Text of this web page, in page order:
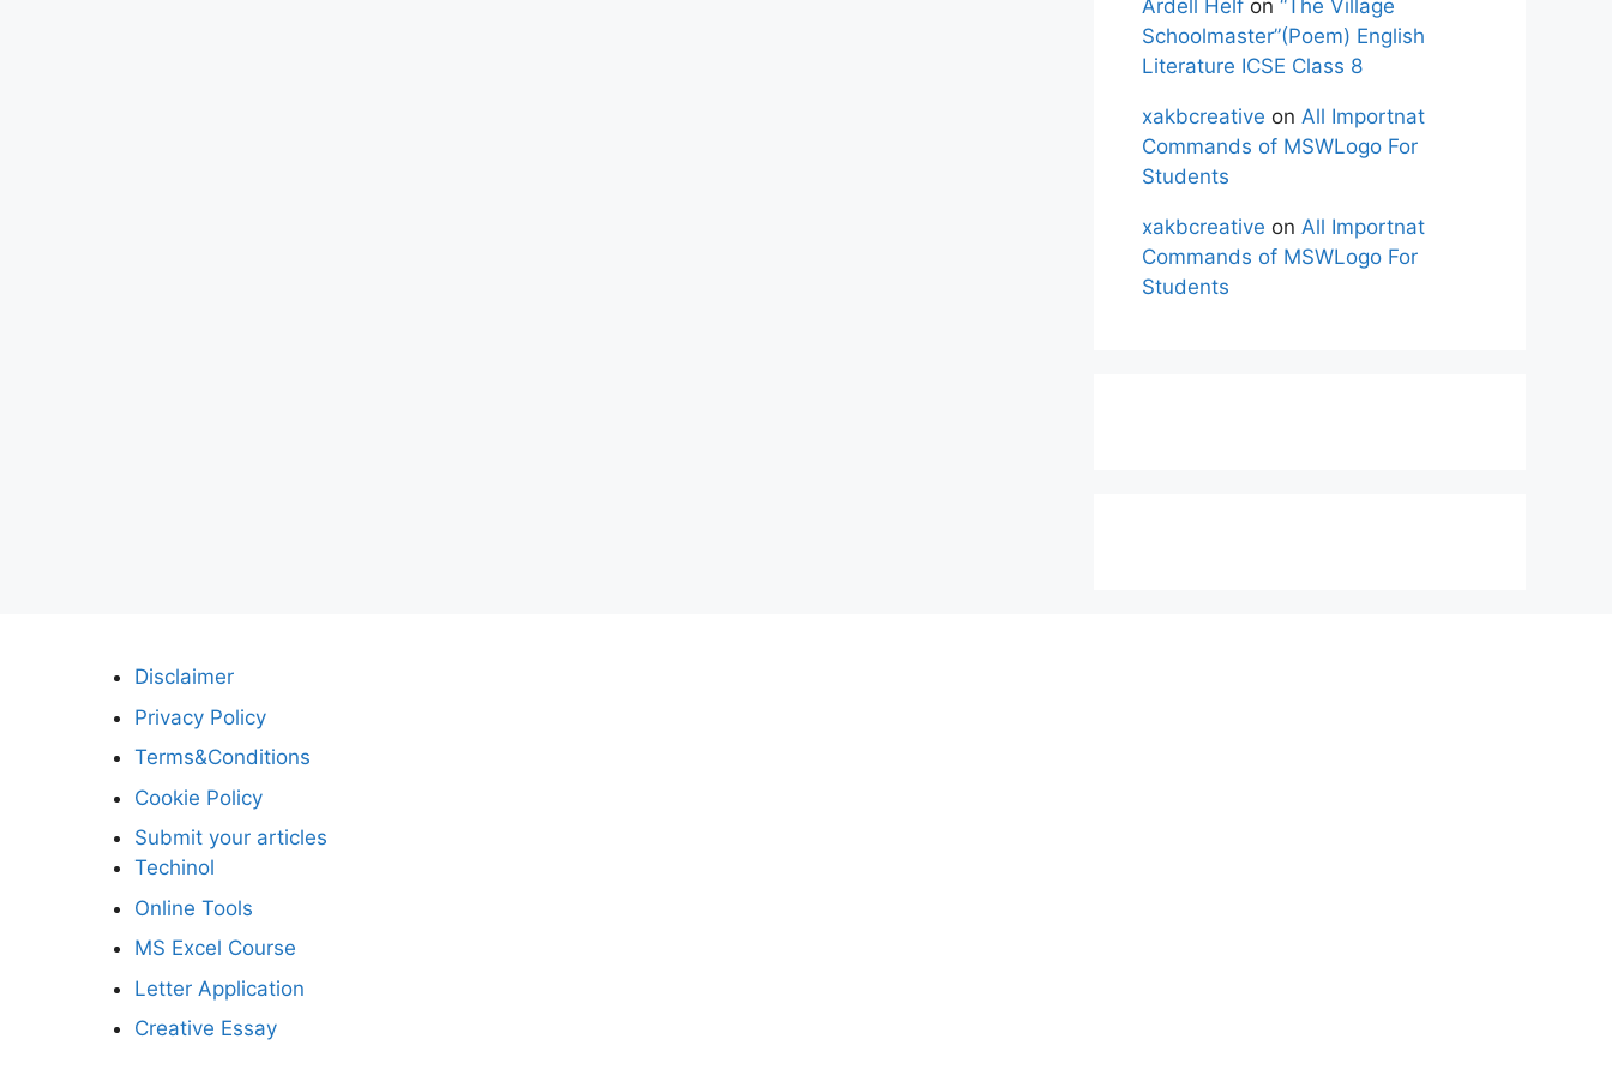
Ardell Helf on “The Village
Schoolmaster”(Poem) English
Literature ICSE Class 8
xakbcreative on All Importnat
Commands of MSWLogo For
Students
xakbcreative on All Importnat
Commands of MSWLogo For
Students
Disclaimer
Privacy Policy
Terms&Conditions
Cookie Policy
Submit your articles
Techinol
Online Tools
MS Excel Course
Letter Application
Creative Essay